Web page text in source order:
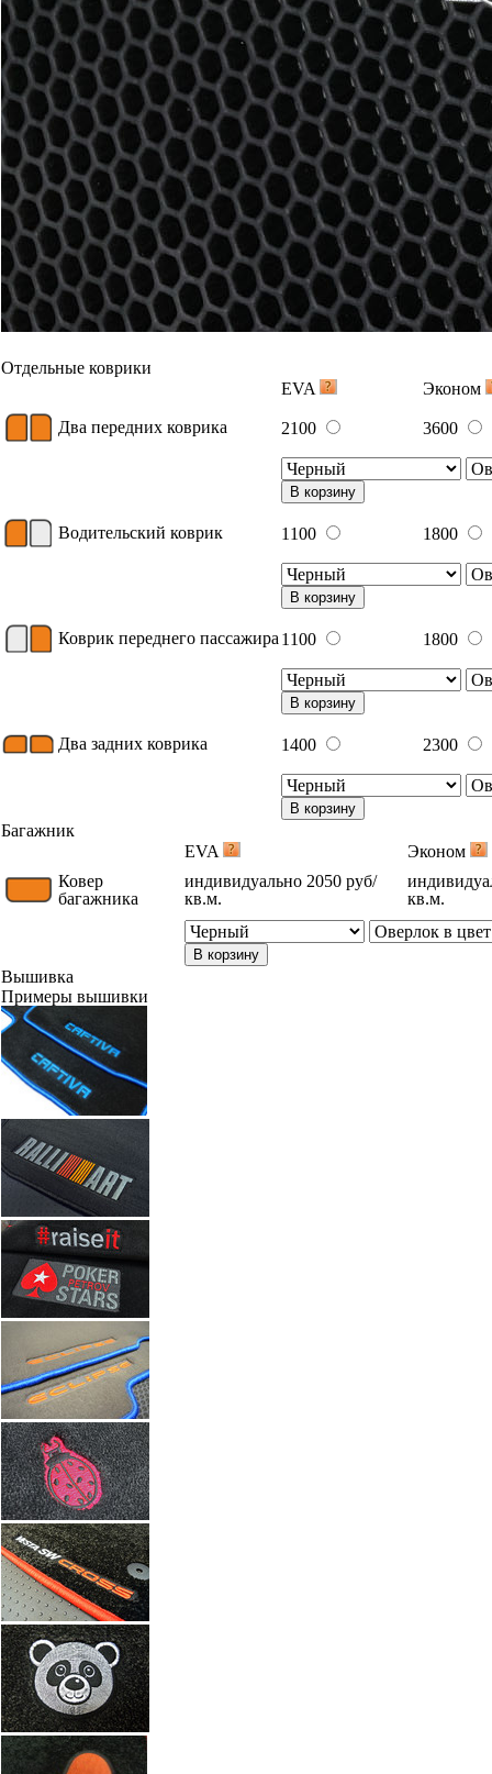
Коврик переднего пассажира1100 1800
В корзину
Два задних коврика 1400 2300
В корзину
Багажник
EVA
Эконом
Ковер
багажника
индивидуально 2050 руб/
кв.м.
кв.м.
В корзину
Вышивка
Примеры вышивки
Автоковрики с вышивкой по индивидуальному заказу. Работы
Введите размеры вышивки
Размер (см)
Кол-во
Стоимость
2 100 руб.
Оформить заказ
Звоните:
купить коврик в машину.